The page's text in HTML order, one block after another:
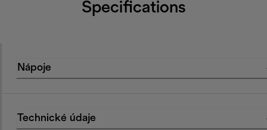
Specifications
Nápoje
Technické údaje